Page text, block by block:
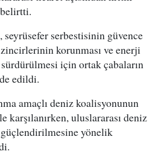
serbestisinin güvence
zincirlerinin korunması ve enerji
için ortak çabaların
edildi.
amaçlı deniz koalisyonunun
karşılanırken, uluslararası deniz
yönelik